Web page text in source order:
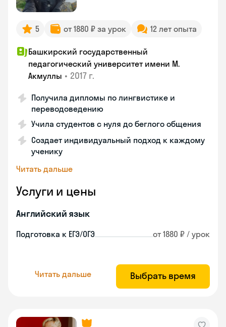
5 от 1880 ₽ за урок 12 лет опыта
Башкирский государственный
педагогический университет имени М.
Акмуллы • 2017 г.
Получила дипломы по лингвистике и
переводоведению
Учила студентов с нуля до беглого общения
Создает индивидуальный подход к каждому
ученику
Читать дальше
Услуги и цены
Английский язык
Подготовка к ЕГЭ/ОГЭ от 1880 ₽ / урок
Читать дальше Выбрать время